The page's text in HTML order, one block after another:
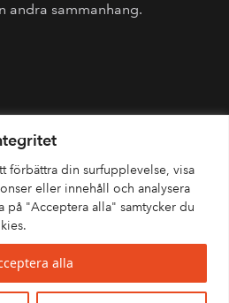
förbättra din surfupplevelse, visa
eller innehåll och analysera
på "Acceptera alla" samtycker du
alla
andra sammanhang.